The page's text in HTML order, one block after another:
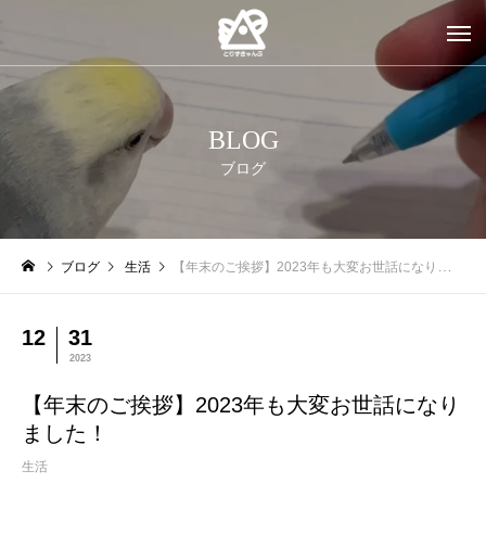
BLOG
ブログ
ブログ 生活 【年末のご挨拶】2023年も大変お世話になりました！
12 31
2023
【年末のご挨拶】2023年も大変お世話になり
ました！
生活